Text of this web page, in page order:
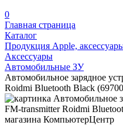
0
Главная страница
Каталог
Продукция Apple,
Аксессуары
Автомобильные ЗУ
Автомобильное зарядное
Roidmi Bluetooth Black